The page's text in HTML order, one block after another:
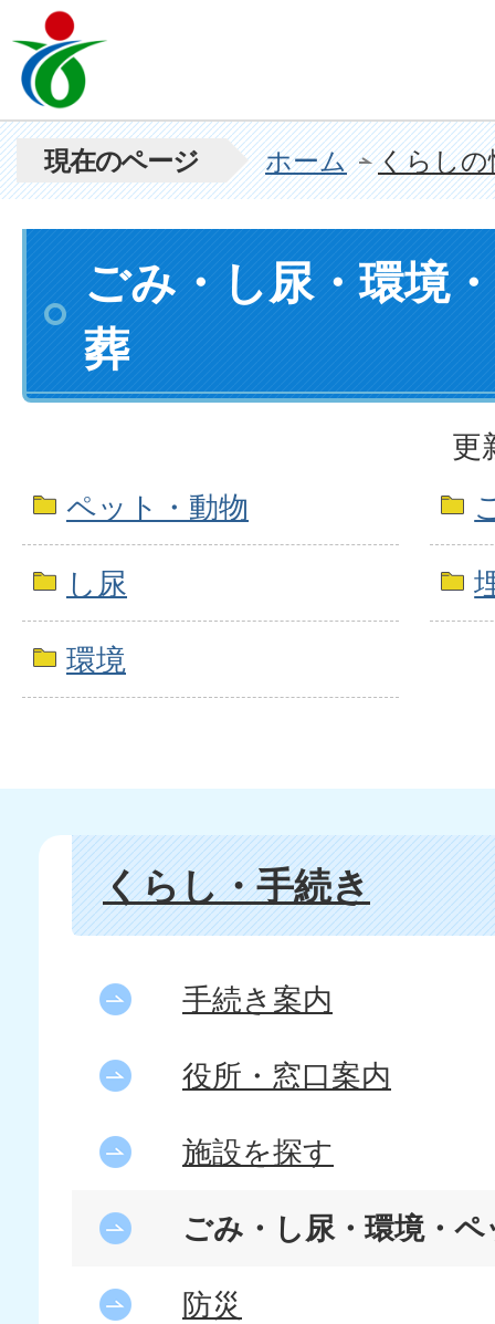
現在のページ ホーム くらしの
ごみ・し尿・環境
葬
更
ペット・動物
し尿
環境
くらし・手続き
手続き案内
役所・窓口案内
施設を探す
ごみ・し尿・環境・
防災